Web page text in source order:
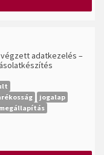
adatkezelés –
jogalap
megállapítás